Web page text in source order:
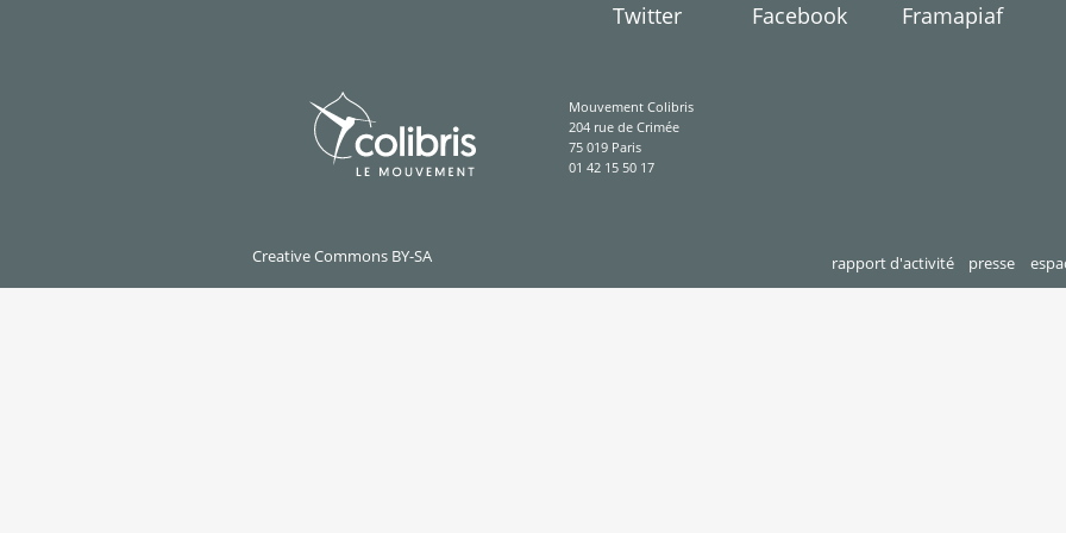
Twitter Facebook Framapiaf
Mouvement Colibris
204 rue de Crimée
75 019 Paris
01 42 15 50 17
Creative Commons BY-SA rapport d'activité presse